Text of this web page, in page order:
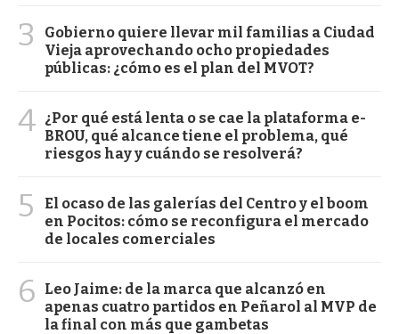
3
Gobierno quiere llevar mil familias a Ciudad
Vieja aprovechando ocho propiedades
públicas: ¿cómo es el plan del MVOT?
4 ¿Por qué está lenta o se cae la plataforma e-
BROU, qué alcance tiene el problema, qué
riesgos hay y cuándo se resolverá?
5
El ocaso de las galerías del Centro y el boom
en Pocitos: cómo se reconfigura el mercado
de locales comerciales
6
Leo Jaime: de la marca que alcanzó en
apenas cuatro partidos en Peñarol al MVP de
la final con más que gambetas